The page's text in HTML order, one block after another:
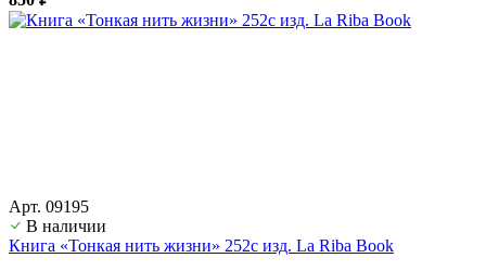
Арт. 09195
В наличии
Книга «Тонкая нить жизни» 252с изд. La Riba Book